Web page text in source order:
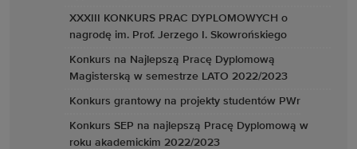
XXXIII KONKURS PRAC DYPLOMOWYCH o
nagrodę im. Prof. Jerzego I. Skowrońskiego
Konkurs na Najlepszą Pracę Dyplomową
Magisterską w semestrze LATO 2022/2023
Konkurs grantowy na projekty studentów PWr
Konkurs SEP na najlepszą Pracę Dyplomową w
roku akademickim 2022/2023